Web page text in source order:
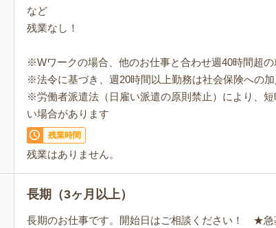
など
残業なし！
※Wワークの場合、他のお仕事と合わせ週40時間超
※法令に基づき、週20時間以上勤務は社会保険への
※労働者派遣法（日雇い派遣の原則禁止）により、
い場合があります
残業時間
残業はありません。
長期（3ヶ月以上）
長期のお仕事です。開始日はご相談ください！ ★急